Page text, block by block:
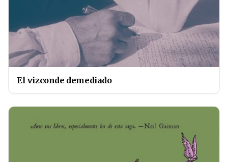
El vizconde demediado